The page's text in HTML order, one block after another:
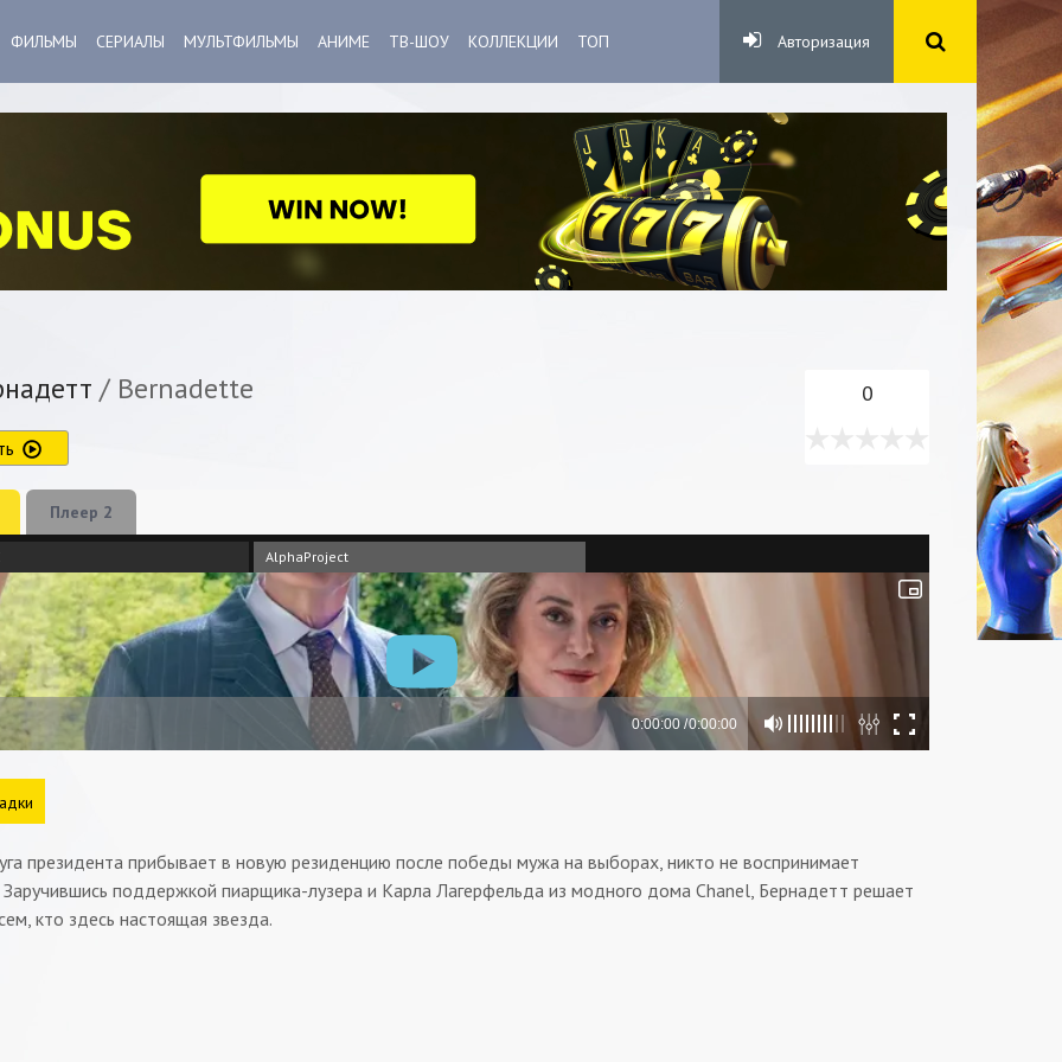
ФИЛЬМЫ СЕРИАЛЫ МУЛЬТФИЛЬМЫ АНИМЕ ТВ-ШОУ КОЛЛЕКЦИИ ТОП Авторизация
/ Bernadette 0
Плеер 2
AlphaProject
президента прибывает в новую резиденцию после победы мужа на выборах, никто не воспринимает
Заручившись поддержкой пиарщика-лузера и Карла Лагерфельда из модного дома Chanel, Бернадетт решает
кто здесь настоящая звезда.